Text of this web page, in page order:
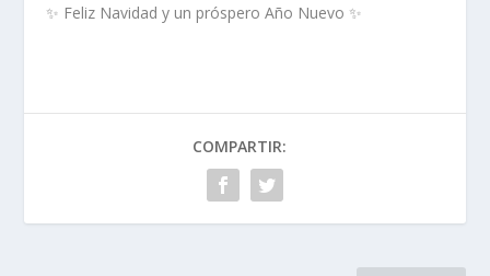
✨ Feliz Navidad y un próspero Año Nuevo ✨
COMPARTIR: